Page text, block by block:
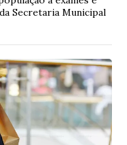
Secretaria Municipal